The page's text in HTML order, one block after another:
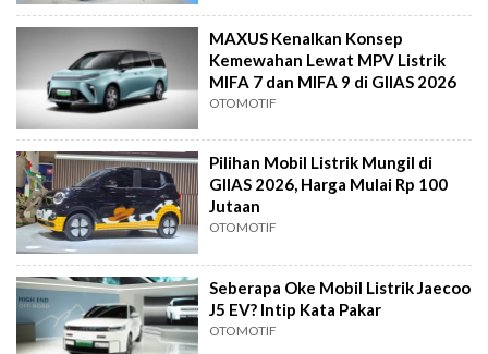
MAXUS Kenalkan Konsep
Kemewahan Lewat MPV Listrik
MIFA 7 dan MIFA 9 di GIIAS 2026
OTOMOTIF
Pilihan Mobil Listrik Mungil di
GIIAS 2026, Harga Mulai Rp 100
Jutaan
OTOMOTIF
Seberapa Oke Mobil Listrik Jaecoo
J5 EV? Intip Kata Pakar
OTOMOTIF